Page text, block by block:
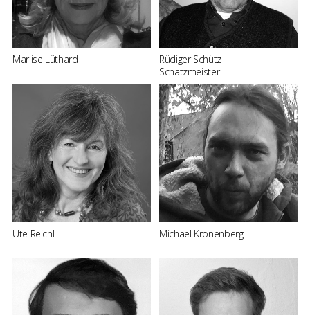
Marlise Lüthard
Rüdiger Schütz
Schatzmeister
Ute Reichl Michael Kronenberg